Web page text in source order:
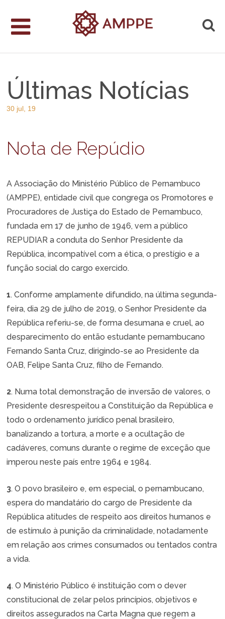
Últimas Notícias
30 jul, 19
Nota de Repúdio
A Associação do Ministério Público de Pernambuco
(AMPPE), entidade civil que congrega os Promotores e
Procuradores de Justiça do Estado de Pernambuco,
fundada em 17 de junho de 1946, vem a público
REPUDIAR a conduta do Senhor Presidente da
República, incompatível com a ética, o prestígio e a
função social do cargo exercido.
1. Conforme amplamente difundido, na última segunda-
feira, dia 29 de julho de 2019, o Senhor Presidente da
República referiu-se, de forma desumana e cruel, ao
desparecimento do então estudante pernambucano
Fernando Santa Cruz, dirigindo-se ao Presidente da
OAB, Felipe Santa Cruz, filho de Fernando.
2. Numa total demonstração de inversão de valores, o
Presidente desrespeitou a Constituição da República e
todo o ordenamento jurídico penal brasileiro,
banalizando a tortura, a morte e a ocultação de
cadáveres, comuns durante o regime de exceção que
imperou neste país entre 1964 e 1984.
3. O povo brasileiro e, em especial, o pernambucano,
espera do mandatário do cargo de Presidente da
República atitudes de respeito aos direitos humanos e
de estímulo à punição da criminalidade, notadamente
em relação aos crimes consumados ou tentados contra
a vida.
4. O Ministério Público é instituição com o dever
constitucional de zelar pelos princípios, objetivos e
direitos assegurados na Carta Magna que regem a